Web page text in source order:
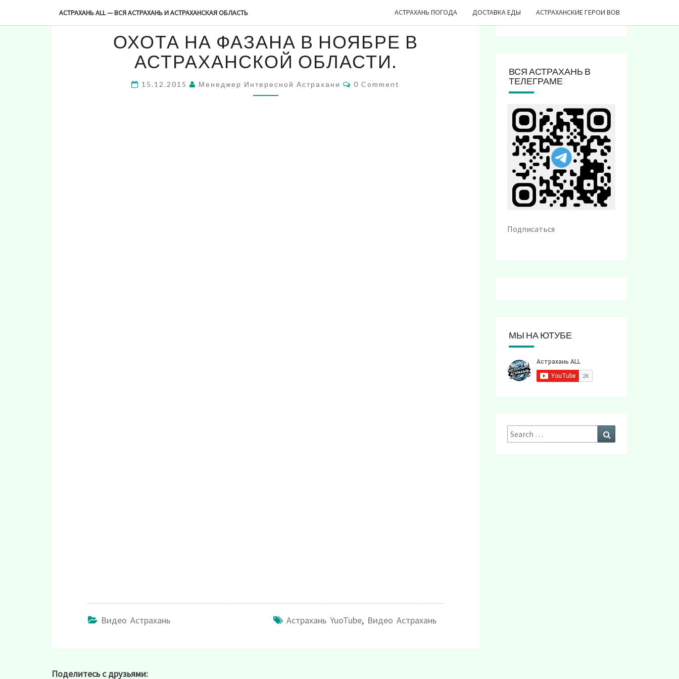
АСТРАХАНЬ ALL — ВСЯ АСТРАХАНЬ И АСТРАХАНСКАЯ ОБЛАСТЬ АСТРАХАНЬ ПОГОДА ДОСТАВКА ЕДЫ АСТРАХАНСКИЕ ГЕРОИ ВОВ
ОХОТА
НА
ФАЗАНА
В
В
ОХОТА НА ФАЗАНА В НОЯБРЕ В
АСТРАХАНСКОЙ ОБЛАСТИ.
15.12.2015 Менеджер Интересной Астрахани Comments
0 Comment
Видео Астрахань Астрахань YuoTube, Видео Астрахань
Поделитесь с друзьями:
ВСЯ АСТРАХАНЬ В
ТЕЛЕГРАМЕ
Подписаться
МЫ НА ЮТУБЕ
Search
for: